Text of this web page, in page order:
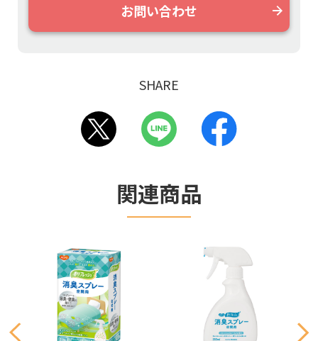
お問い合わせ
SHARE
関連商品